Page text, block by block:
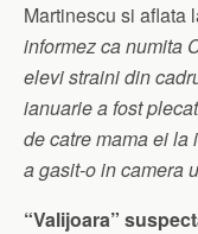
Martinescu si aflata
informez ca numita
elevi straini din
ianuarie a fost
de catre mama ei la
a gasit-o in camera
“Valijoara”